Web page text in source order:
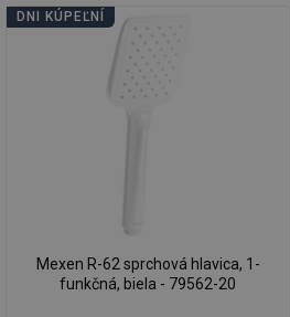
DNI KÚPEĽNÍ
Mexen R-62 sprchová hlavica, 1-
funkčná, biela - 79562-20